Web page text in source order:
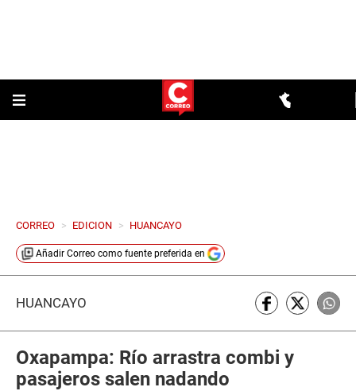
CORREO > EDICION > HUANCAYO
Añadir Correo como fuente preferida en
HUANCAYO
Oxapampa: Río arrastra combi y
pasajeros salen nadando